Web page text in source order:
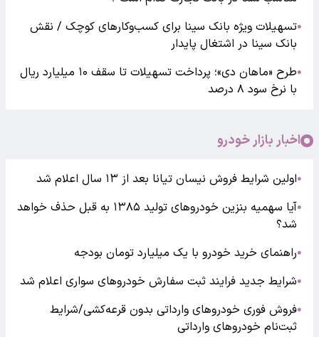
●تسهیلات ویژه بانک سینا برای کسب‌وکارهای کوچک / نقش
بانک سینا در اشتغال پایدار
●
طرح «ماهان دی»؛ پرداخت تسهیلات تا سقف ۱۰ میلیارد ریال
با نرخ سود ۸ درصد
اخبار بازار خودرو
●اولین شرایط فروش نیسان تیانا بعد از ۱۳ سال اعلام شد
●
آیا سهمیه بنزین خودروهای تولید ۱۳۸۵ به قبل حذف خواهد
شد؟
●راهنمای خرید خودرو با یک میلیارد تومان بودجه
●شرایط جدید فرایند ثبت سفارش خودروهای سواری اعلام شد
●فروش فوری خودروهای وارداتی بدون قرعه‌کشی/شرایط
ثبت‌نام خودروهای وارداتی